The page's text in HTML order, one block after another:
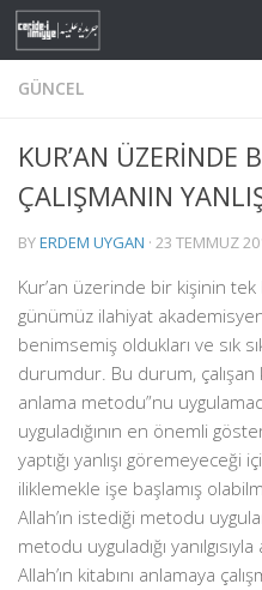
Skip to content
GÜNCEL
KUR’AN ÜZERİNDE
ÇALIŞMANIN
BYERDEM UYGAN · 23 TEMMUZ
Kur’an üzerinde bir kişinin tek
günümüz ilahiyat
benimsemiş oldukları ve sık
durumdur. Bu durum, çalışan
anlama metodu”nu
uyguladığının en önemli
yaptığı yanlışı göremeyeceği
iliklemekle işe başlamış
Allah’ın istediği metodu
metodu uyguladığı
Allah’ın kitabını anlamaya